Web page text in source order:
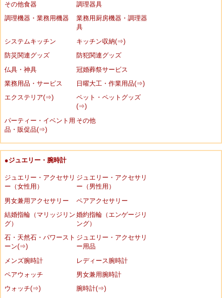
その他食器
調理器具
調理機器・業務用機器
業務用厨房機器・調理器
具
システムキッチン
キッチン収納(⇒)
防災関連グッズ
防犯関連グッズ
仏具・神具
冠婚葬祭サービス
業務用品・サービス
日曜大工・作業用品(⇒)
エクステリア(⇒)
ペット・ペットグッズ
(⇒)
パーティー・イベント用
品・販促品(⇒)
その他
●ジュエリー・腕時計
ジュエリー・アクセサリ
ー（女性用）
ジュエリー・アクセサリ
ー（男性用）
男女兼用アクセサリー
ペアアクセサリー
結婚指輪（マリッジリン
グ）
婚約指輪（エンゲージリ
ング）
石・天然石・パワースト
ーン(⇒)
ジュエリー・アクセサリ
ー用品
メンズ腕時計
レディース腕時計
ペアウォッチ
男女兼用腕時計
ウォッチ(⇒)
腕時計(⇒)